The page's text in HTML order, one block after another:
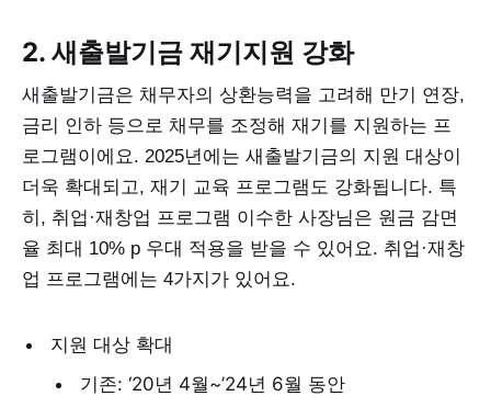
2. 새출발기금 재기지원 강화
새출발기금은 채무자의 상환능력을 고려해 만기 연장,
금리 인하 등으로 채무를 조정해 재기를 지원하는 프
로그램이에요. 2025년에는 새출발기금의 지원 대상이
더욱 확대되고, 재기 교육 프로그램도 강화됩니다. 특
히, 취업·재창업 프로그램 이수한 사장님은 원금 감면
율 최대 10% p 우대 적용을 받을 수 있어요. 취업·재창
업 프로그램에는 4가지가 있어요.
지원 대상 확대
기존: ‘20년 4월~’24년 6월 동안